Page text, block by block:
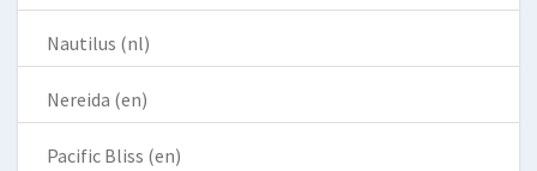
Nautilus (nl)
Nereida (en)
Pacific Bliss (en)